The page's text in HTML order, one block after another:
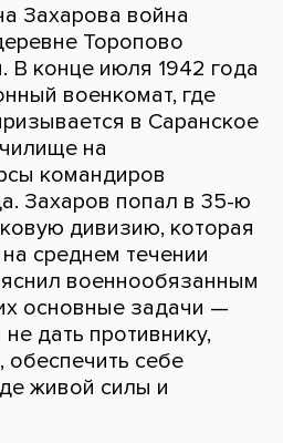
Захарова война
Торопово
В конце июля 1942 года
военкомат, где
в Саранское
на
командиров
Захаров попал в 35-ю
дивизию, которая
среднем течении
военнообязанным
основные задачи —
дать противнику,
обеспечить себе
живой силы и